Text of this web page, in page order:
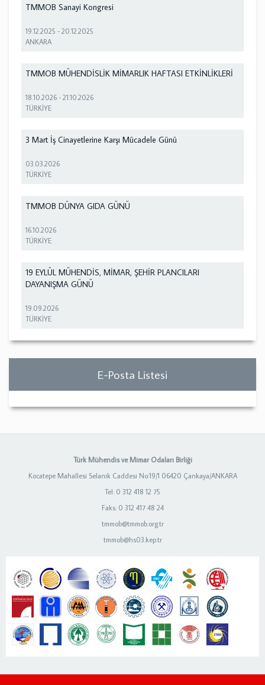
TMMOB Sanayi Kongresi
19.12.2025 -20.12.2025
ANKARA
TMMOB MÜHENDİSLİK MİMARLIK HAFTASI ETKİNLİKLERİ
18.10.2026 -21.10.2026
TÜRKİYE
3 Mart İş Cinayetlerine Karşı Mücadele Günü
03.03.2026
TÜRKİYE
TMMOB DÜNYA GIDA GÜNÜ
16.10.2026
TÜRKİYE
19 EYLÜL MÜHENDİS, MİMAR, ŞEHİR PLANCILARI
DAYANIŞMA GÜNÜ
19.09.2026
TÜRKİYE
E-Posta Listesi
Türk Mühendis ve Mimar Odaları Birliği
Kocatepe Mahallesi Selanik Caddesi No:19/1 06420 Çankaya/ANKARA
Tel: 0 312 418 12 75
Faks: 0 312 417 48 24
tmmob@tmmob.org.tr
tmmob@hs03.kep.tr